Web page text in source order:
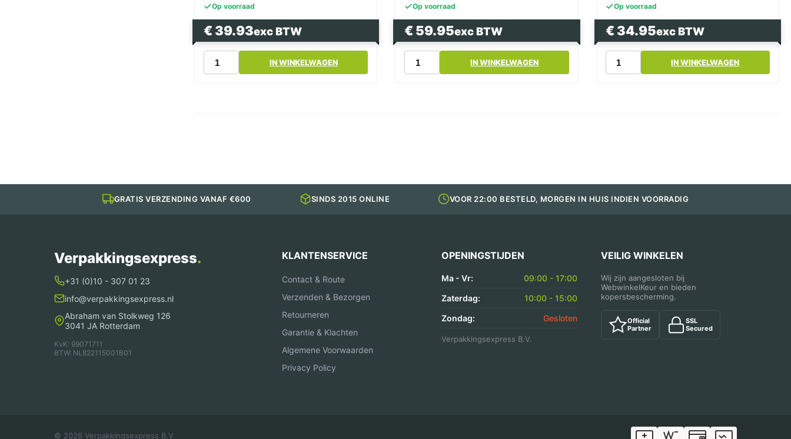
Op voorraad
€ 39.93exc BTW
Papier
Tas
IN WINKELWAGEN
Op voorraad
€ 59.95exc BTW
Papier
Tas
IN WINKELWAGEN
Op voorraad
€ 34.95exc BTW
Papier
Tas
IN WINKELWAGEN
GRATIS VERZENDING VANAF €600 SINDS 2015 ONLINE VOOR 22:00 BESTELD, MORGEN IN HUIS INDIEN VOORRADIG
Verpakkingsexpress.
+31 (0)10 - 307 01 23
info@verpakkingsexpress.nl
Abraham van Stolkweg 126
3041 JA Rotterdam
KvK: 99071711
BTW: NL822115001B01
KLANTENSERVICE
Contact & Route
Verzenden & Bezorgen
Retourneren
Garantie & Klachten
Algemene Voorwaarden
Privacy Policy
OPENINGSTIJDEN
Ma - Vr:
09:00 - 17:00
Zaterdag:
10:00 - 15:00
Zondag:
Gesloten
Verpakkingsexpress B.V.
VEILIG WINKELEN
Wij zijn aangesloten bij
WebwinkelKeur en bieden
kopersbescherming.
Official
Partner
SSL
Secured
© 2026 Verpakkingsexpress B.V.